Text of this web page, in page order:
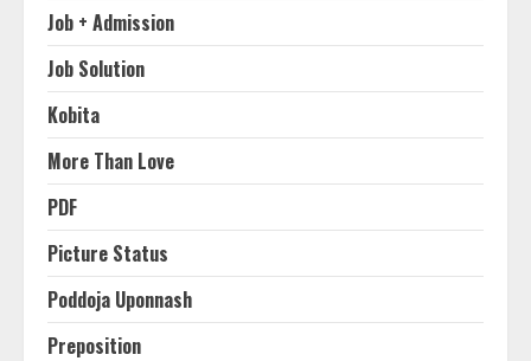
Job + Admission
Job Solution
Kobita
More Than Love
PDF
Picture Status
Poddoja Uponnash
Preposition